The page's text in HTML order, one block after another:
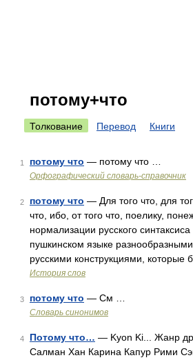
потому+что
Толкование Перевод Книги
1 потому что — потому что …
Орфографический словарь-справочник
2 потому что — Для того что, для
что, ибо, от того что, поелику,
нормализации русского
пушкинском языке
русскими конструкциями, которые
История слов
3 потому что — См …
Словарь синонимов
4 Потому что… — Kyon Ki... Жанр
Салман Хан Карина Капур Рими